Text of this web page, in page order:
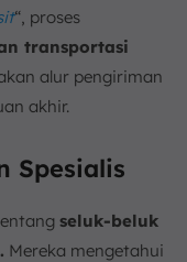
“, proses
transportasi
alur pengiriman
akhir.
Spesialis
seluk-beluk
Mereka mengetahui